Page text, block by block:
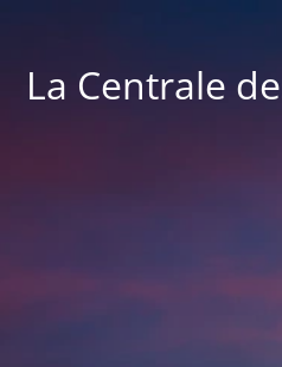
La Centrale